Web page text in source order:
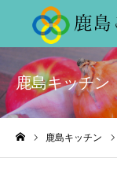
鹿島キッチン
鹿島キッチン